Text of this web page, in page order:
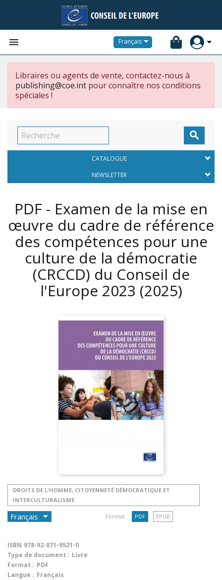
 Français
Libraires ou agents de vente, contactez-nous à
publishing@coe.int pour connaître nos conditions
spéciales !

CATALOGUE
NEWSLETTER
PDF - Examen de la mise en
œuvre du cadre de référence
des compétences pour une
culture de la démocratie
(CRCCD) du Conseil de
l'Europe 2023 (2025)
DROITS DE L'HOMME, CITOYENNETÉ DÉMOCRATIQUE ET
INTERCULTURALISME
Format : PDF EPUB
ISBN 978-92-871-9521-0
Type de document : Livre
Format : PDF
Langue : Français